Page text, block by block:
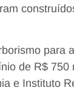
para
de R$ 750
e Instituto